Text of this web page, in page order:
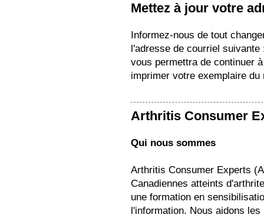
Mettez à jour votre
Informez-nous de tout
l'adresse de courriel
vous permettra de continuer
imprimer votre exemplaire
Arthritis Consumer
Qui nous sommes
Arthritis Consumer Experts
Canadiennes atteints
une formation en
l'information. Nous aidons